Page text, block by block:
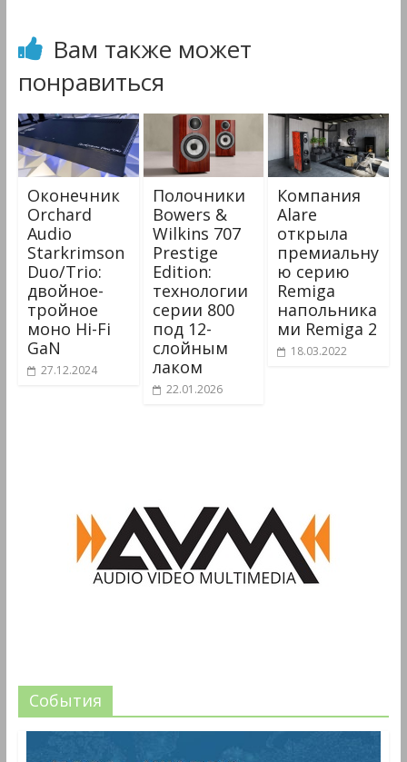
Вам также может
понравиться
Оконечник
Orchard
Audio
Starkrimson
Duo/Trio:
двойное-
тройное
моно Hi-Fi
GaN
27.12.2024
Полочники
Bowers &
Wilkins 707
Prestige
Edition:
технологии
серии 800
под 12-
слойным
лаком
22.01.2026
Компания
Alare
открыла
премиальну
ю серию
Remiga
напольника
ми Remiga 2
18.03.2022
События